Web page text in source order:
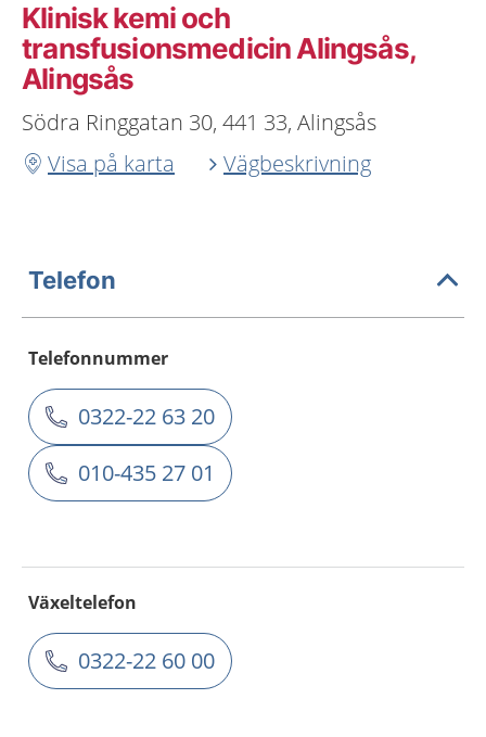
Klinisk kemi och
transfusionsmedicin Alingsås,
Alingsås
Södra Ringgatan 30, 441 33, Alingsås
Visa på karta
Vägbeskrivning
Telefon
Telefonnummer
0322-22 63 20
010-435 27 01
Växeltelefon
0322-22 60 00